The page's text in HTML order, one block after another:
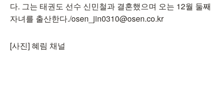
다. 그는 태권도 선수 신민철과 결혼했으며 오는 12월 둘째
자녀를 출산한다./osen_jin0310@osen.co.kr
[사진] 혜림 채널